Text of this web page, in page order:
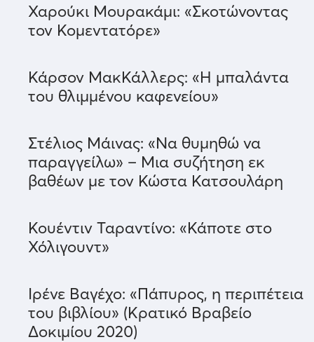
Χαρούκι Μουρακάμι: «Σκοτώνοντας
τον Κομεντατόρε»
Κάρσον ΜακΚάλλερς: «Η μπαλάντα
του θλιμμένου καφενείου»
Στέλιος Μάινας: «Να θυμηθώ να
παραγγείλω» – Μια συζήτηση εκ
βαθέων με τον Κώστα Κατσουλάρη
Κουέντιν Ταραντίνο: «Κάποτε στο
Χόλιγουντ»
Ιρένε Βαγέχο: «Πάπυρος, η περιπέτεια
του βιβλίου» (Κρατικό Βραβείο
Δοκιμίου 2020)